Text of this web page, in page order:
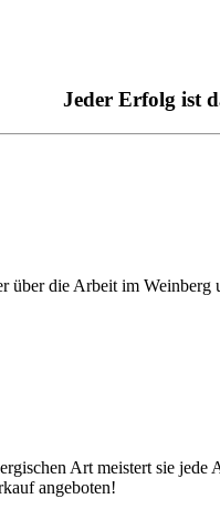
Jeder Erfolg ist
über die Arbeit im
Art meistert sie
angeboten!